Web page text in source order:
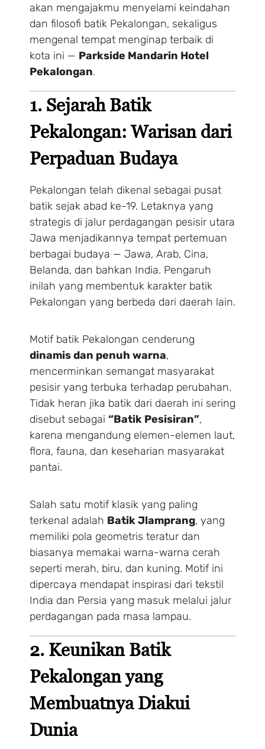
akan mengajakmu menyelami keindahan
dan filosofi batik Pekalongan, sekaligus
mengenal tempat menginap terbaik di
kota ini — Parkside Mandarin Hotel
Pekalongan.
1. Sejarah Batik
Pekalongan: Warisan dari
Perpaduan Budaya
Pekalongan telah dikenal sebagai pusat
batik sejak abad ke-19. Letaknya yang
strategis di jalur perdagangan pesisir utara
Jawa menjadikannya tempat pertemuan
berbagai budaya — Jawa, Arab, Cina,
Belanda, dan bahkan India. Pengaruh
inilah yang membentuk karakter batik
Pekalongan yang berbeda dari daerah lain.
Motif batik Pekalongan cenderung
dinamis dan penuh warna,
mencerminkan semangat masyarakat
pesisir yang terbuka terhadap perubahan.
Tidak heran jika batik dari daerah ini sering
disebut sebagai “Batik Pesisiran”,
karena mengandung elemen-elemen laut,
flora, fauna, dan keseharian masyarakat
pantai.
Salah satu motif klasik yang paling
terkenal adalah Batik Jlamprang, yang
memiliki pola geometris teratur dan
biasanya memakai warna-warna cerah
seperti merah, biru, dan kuning. Motif ini
dipercaya mendapat inspirasi dari tekstil
India dan Persia yang masuk melalui jalur
perdagangan pada masa lampau.
2. Keunikan Batik
Pekalongan yang
Membuatnya Diakui
Dunia